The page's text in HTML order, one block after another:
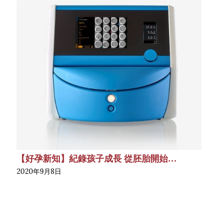
【好孕新知】紀錄孩子成長 從胚胎開始…
2020年9月8日